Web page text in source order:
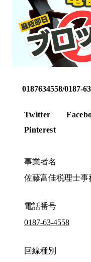
0187634558/0187-
Twitter
Pinterest
事業者名
佐藤富佳税理士事
電話番号
0187-63-4558
回線種別